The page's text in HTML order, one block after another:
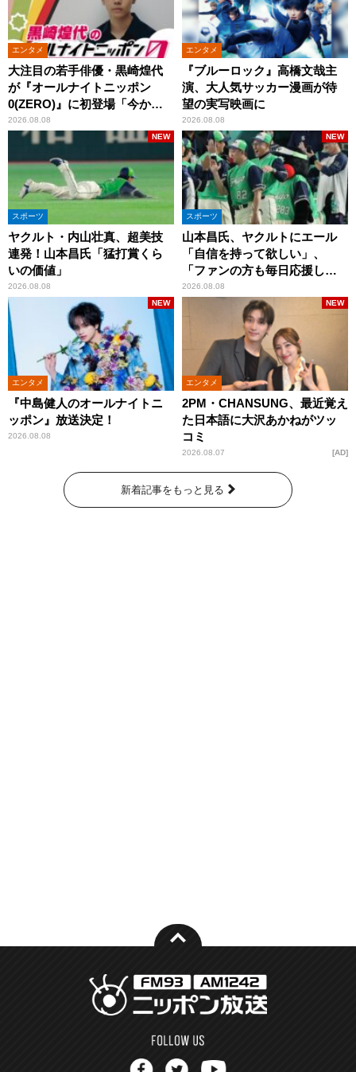
エンタメ
大注目の若手俳優・黒崎煌代
が『オールナイトニッポン
0(ZERO)』に初登場「今から
とてもワクワクしておりま
す！」
2026.08.08
エンタメ
『ブルーロック』高橋文哉主
演、大人気サッカー漫画が待
望の実写映画に
2026.08.08
スポーツ
ヤクルト・内山壮真、超美技
連発！山本昌氏「猛打賞くら
いの価値」
2026.08.08
NEW
スポーツ
山本昌氏、ヤクルトにエール
「自信を持って欲しい」、
「ファンの方も毎日応援して
くれています」
2026.08.08
NEW
エンタメ
『中島健人のオールナイトニ
ッポン』放送決定！
2026.08.08
NEW
エンタメ
2PM・CHANSUNG、最近覚え
た日本語に大沢あかねがツッ
コミ
2026.08.07
NEW
AD
新着記事をもっと見る